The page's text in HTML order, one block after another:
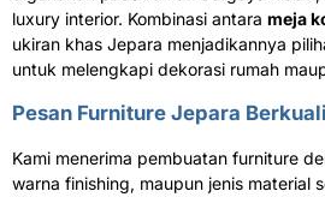
luxury interior. Kombinasi antara meja
ukiran khas Jepara menjadikannya
untuk melengkapi dekorasi rumah
Pesan Furniture Jepara
Kami menerima pembuatan furniture
warna finishing, maupun jenis material